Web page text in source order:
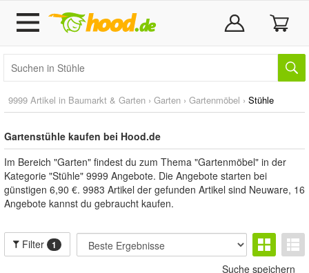
9999 Artikel in Baumarkt & Garten › Garten › Gartenmöbel › Stühle
Gartenstühle kaufen bei Hood.de
Im Bereich "Garten" findest du zum Thema "Gartenmöbel" in der
Kategorie "Stühle" 9999 Angebote. Die Angebote starten bei
günstigen 6,90 €. 9983 Artikel der gefunden Artikel sind Neuware, 16
Angebote kannst du gebraucht kaufen.
Filter 1
Suche speichern